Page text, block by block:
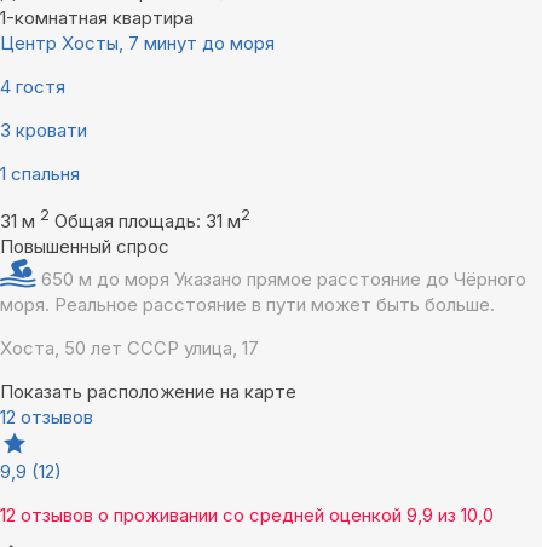
1-комнатная квартира
Центр Хосты, 7 минут до моря
4 гостя
3 кровати
1 спальня
31 м 2 Общая площадь: 31 м2
Повышенный спрос
650 м до моря Указано прямое расстояние до Чёрного
моря. Реальное расстояние в пути может быть больше.
Хоста, 50 лет СССР улица, 17
Показать расположение на карте
12 отзывов
9,9 (12)
12 отзывов о проживании со средней оценкой 9,9 из 10,0